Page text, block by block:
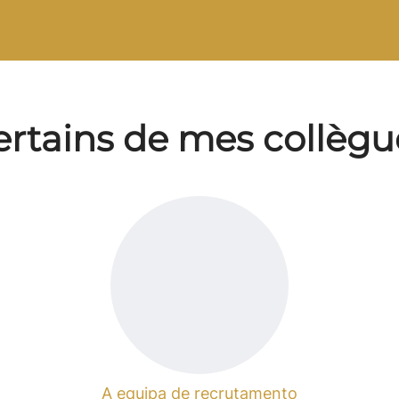
de mes
A equipa de recrutamento